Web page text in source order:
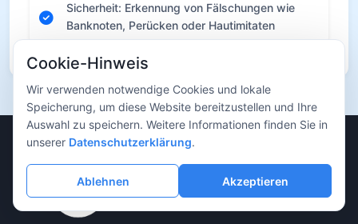
Sicherheit: Erkennung von Fälschungen wie
Banknoten, Perücken oder Hautimitaten
Cookie-Hinweis
Wir verwenden notwendige Cookies und lokale
Speicherung, um diese Website bereitzustellen und Ihre
Auswahl zu speichern. Weitere Informationen finden Sie in
unserer Datenschutzerklärung.
Ablehnen Akzeptieren